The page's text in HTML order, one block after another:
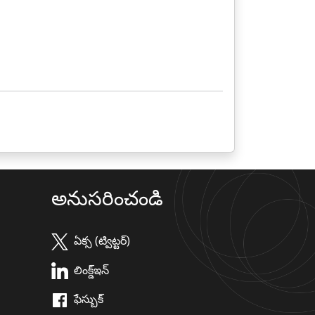
అనుసరించండి
ఏక్స (ట్విట్టర్)
లింక్డ్ఇన్
ఫేస్బుక్